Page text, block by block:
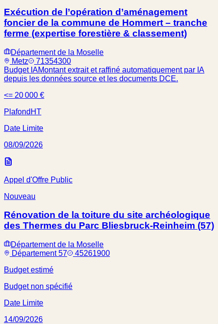
Exécution de l’opération d’aménagement
foncier de la commune de Hommert – tranche
ferme (expertise forestière & classement)
Département de la Moselle
Metz
71354300
Budget IAMontant extrait et raffiné automatiquement par IA
depuis les données source et les documents DCE.
<= 20 000 €
Plafond HT
Date Limite
08/09/2026
Appel d'Offre Public
Nouveau
Rénovation de la toiture du site archéologique
des Thermes du Parc Bliesbruck-Reinheim (57)
Département de la Moselle
Département 57
45261900
Budget estimé
Budget non spécifié
Date Limite
14/09/2026